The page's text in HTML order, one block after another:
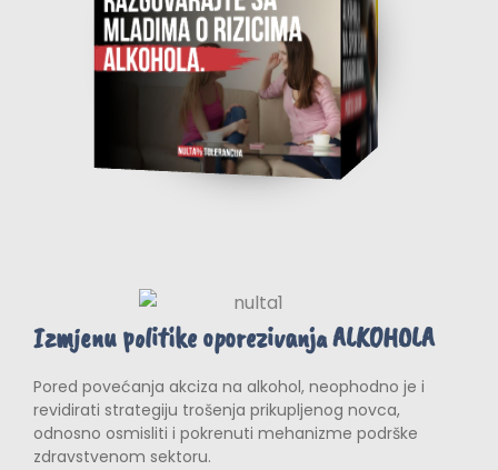
Izmjenu politike oporezivanja ALKOHOLA
Pored povećanja akciza na alkohol, neophodno je i
revidirati strategiju trošenja prikupljenog novca,
odnosno osmisliti i pokrenuti mehanizme podrške
zdravstvenom sektoru.